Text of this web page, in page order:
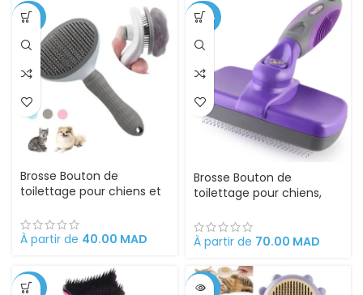
-38%
Brosse Bouton de
toilettage pour chiens et
À partir de 40.00 MAD
-42%
Brosse Bouton de
toilettage pour chiens,
18 x 12 x 7 cm rétractable,
facile à nettoyer,
inoxydable. Peigne outil
professionnel de toilettag
À partir de 70.00 MAD
-62% -50%